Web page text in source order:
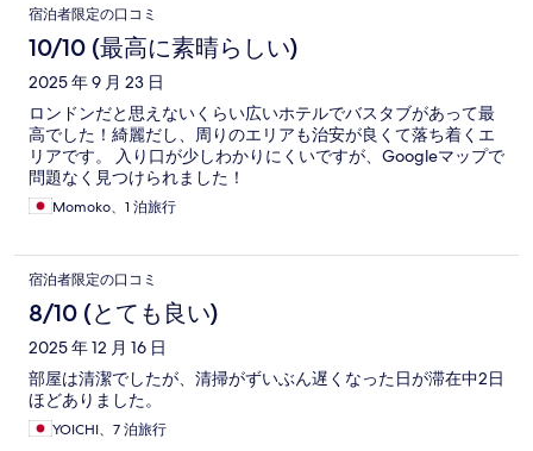
宿泊者限定の口コミ
10/10 (最高に素晴らしい)
2025 年 9 月 23 日
ロンドンだと思えないくらい広いホテルでバスタブがあって最
高でした！綺麗だし、周りのエリアも治安が良くて落ち着くエ
リアです。 入り口が少しわかりにくいですが、Googleマップで
問題なく見つけられました！
Momoko、1 泊旅行
宿泊者限定の口コミ
8/10 (とても良い)
2025 年 12 月 16 日
部屋は清潔でしたが、清掃がずいぶん遅くなった日が滞在中2日
ほどありました。
YOICHI、7 泊旅行